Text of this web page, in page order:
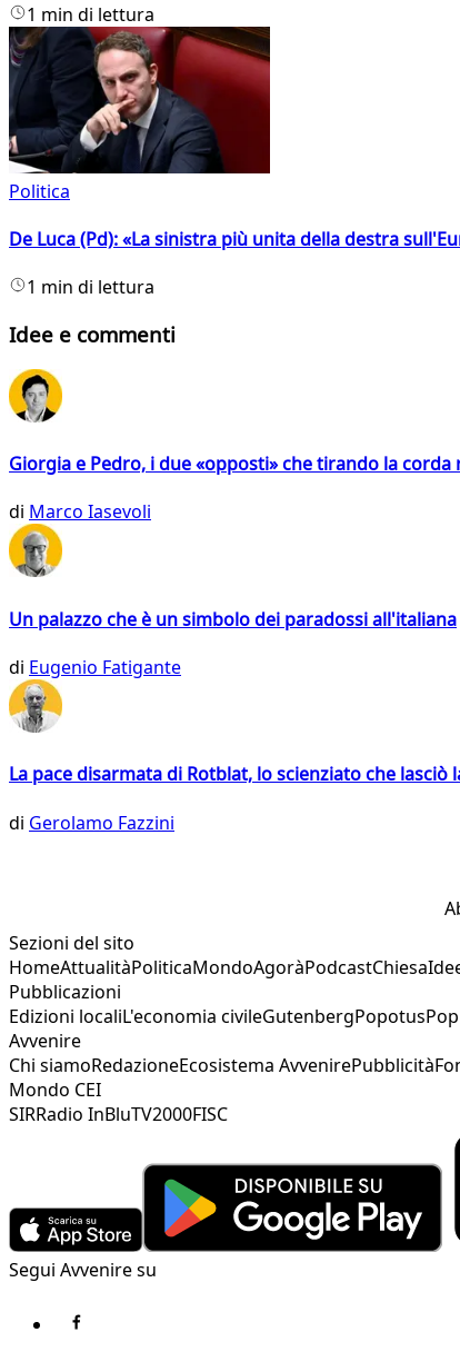
1 min di lettura
Politica
De Luca (Pd): «La sinistra più unita della destra
1 min di lettura
Idee e commenti
Giorgia e Pedro, i due «opposti» che tirando la
di Marco Iasevoli
Un palazzo che è un simbolo dei paradossi all'italiana
di Eugenio Fatigante
La pace disarmata di Rotblat, lo scienziato che lasciò
di Gerolamo Fazzini
Sezioni del sito
HomeAttualitàPoliticaMondoAgoràPodcastChiesa
Pubblicazioni
Edizioni localiL'economia civileGutenbergPopotus
Avvenire
Chi siamoRedazioneEcosistema AvvenirePubblicità
Mondo CEI
SIRRadio InBluTV2000FISC
Segui Avvenire su